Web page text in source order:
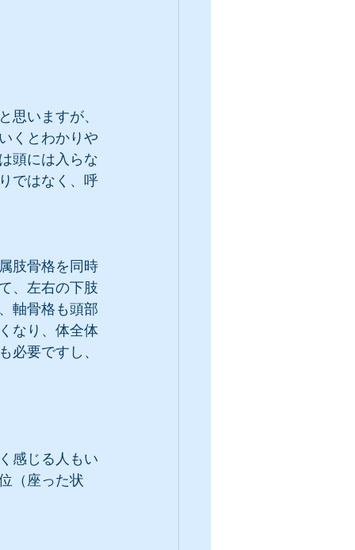
思いますが、
くとわかりや
頭には入らな
ではなく、呼
肢骨格を同時
、左右の下肢
軸骨格も頭部
なり、体全体
必要ですし、
感じる人もい
（座った状